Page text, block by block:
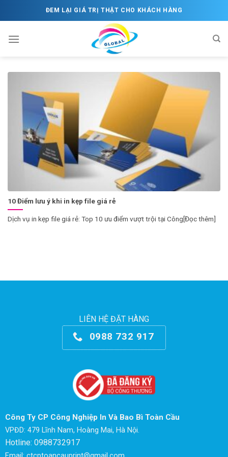
to
ĐEM LẠI GIÁ TRỊ THẬT CHO KHÁCH HÀNG
10 Điểm lưu ý khi in kẹp file giá rẻ
Dịch vụ in kẹp file giá rẻ: Top 10 ưu điểm vượt trội tại Công[Đọc thêm]
LIÊN HỆ ĐẶT HÀNG
0988 732 917
Công Ty CP Công Nghiệp In Và Bao Bì Toàn Cầu
VPĐD: 479 Lĩnh Nam, Hoàng Mai, Hà Nội.
Hotline: 0988732917